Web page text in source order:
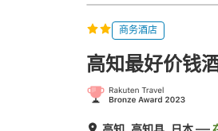
商务酒店
高知最好价钱